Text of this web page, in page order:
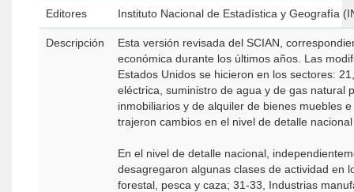
Editores Instituto Nacional de Estadística y Geografía
Descripción
Esta versión revisada del SCIAN,
económica durante los últimos años. Las
Estados Unidos se hicieron en los sectores:
eléctrica, suministro de agua y de gas natural
inmobiliarios y de alquiler de bienes muebles
trajeron cambios en el nivel de detalle
En el nivel de detalle nacional,
desagregaron algunas clases de actividad en
forestal, pesca y caza; 31-33, Industrias